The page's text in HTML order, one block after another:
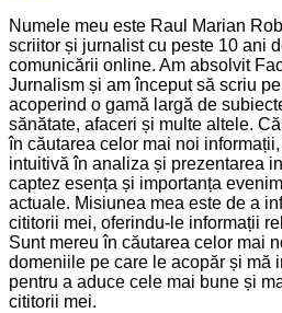
Numele meu este Raul Marian
scriitor și jurnalist cu peste 10 ani
comunicării online. Am absolvit
Jurnalism și am început să scriu
acoperind o gamă largă de
sănătate, afaceri și multe altele.
în căutarea celor mai noi
intuitivă în analiza și prezentarea
captez esența și importanța
actuale. Misiunea mea este de a
cititorii mei, oferindu-le informații
Sunt mereu în căutarea celor mai
domeniile pe care le acopăr și mă
pentru a aduce cele mai bune și
cititorii mei.